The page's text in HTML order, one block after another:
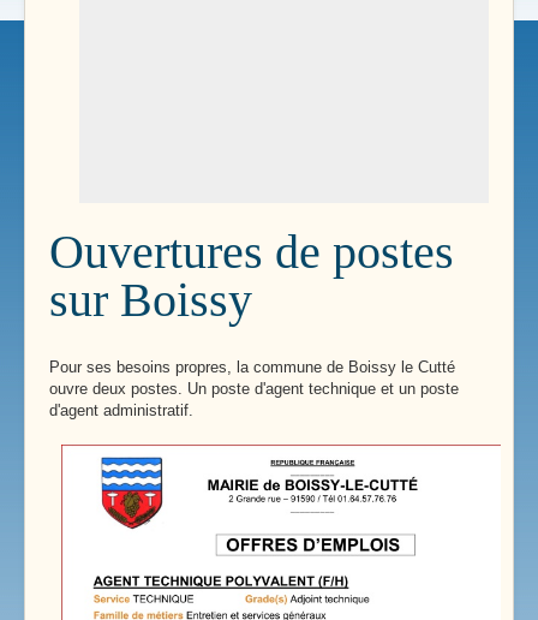
Ouvertures de postes
sur Boissy
Pour ses besoins propres, la commune de Boissy le Cutté
ouvre deux postes. Un poste d'agent technique et un poste
d'agent administratif.